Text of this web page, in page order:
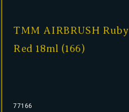
TMM AIRBRUSH Ruby
Red 18ml (166)
77166